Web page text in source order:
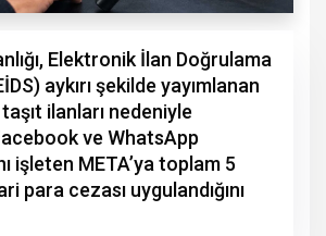
Elektronik İlan Doğrulama
aykırı şekilde yayımlanan
ilanları nedeniyle
ve WhatsApp
işleten META’ya toplam 5
para cezası uygulandığını